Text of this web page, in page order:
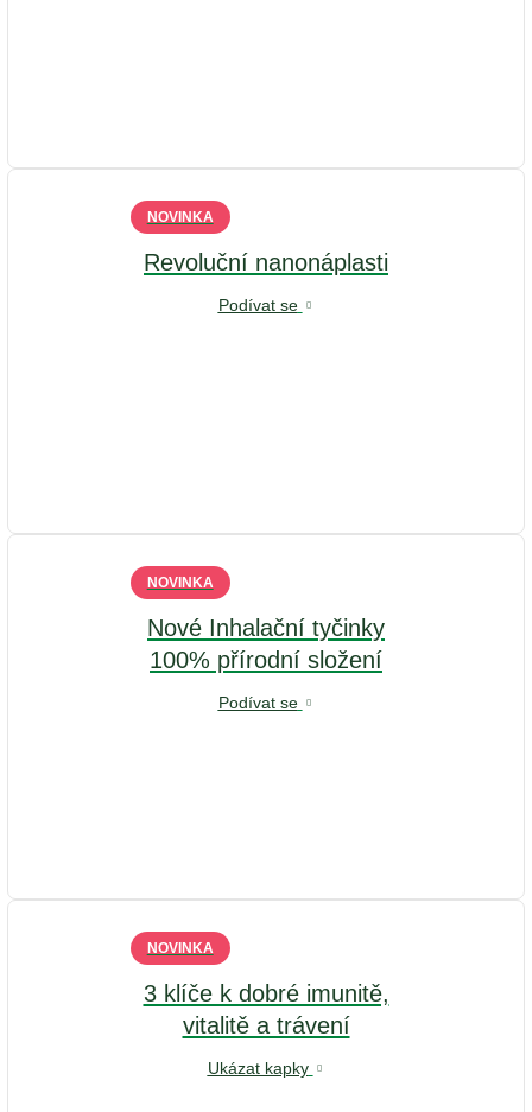
NOVINKA
Revoluční nanonáplasti
Podívat se
NOVINKA
Nové Inhalační tyčinky
100% přírodní složení
Podívat se
NOVINKA
3 klíče k dobré imunitě,
vitalitě a trávení
Ukázat kapky